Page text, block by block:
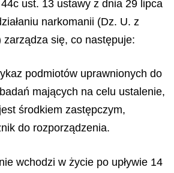
ust. 13 ustawy z dnia 29 lipca
narkomanii (Dz. U. z
zarządza się, co następuje:
podmiotów uprawnionych do
mających na celu ustalenie,
środkiem zastępczym,
do rozporządzenia.
wchodzi w życie po upływie 14